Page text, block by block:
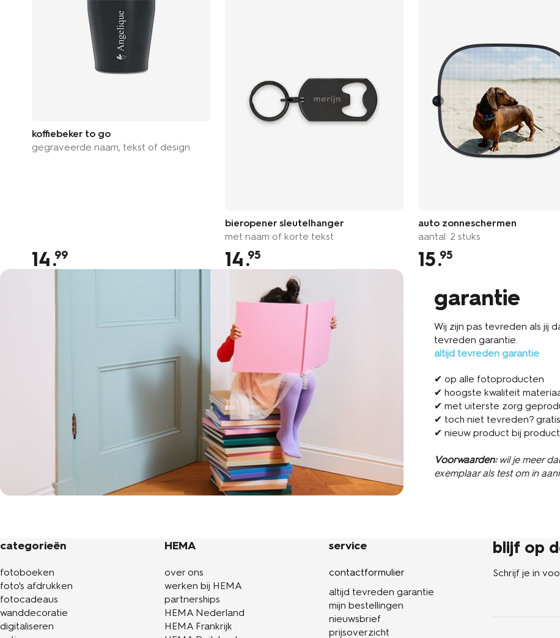
koffiebeker to go
gegraveerde naam, tekst of design
14.99
bieropener sleutelhanger
met naam of korte tekst
14.95
auto zonneschermen
aantal: 2 stuks
15.95
garantie
Wij zijn pas tevreden als jij
tevreden garantie.
altijd tevreden garantie
✔ op alle fotoproducten
✔ hoogste kwaliteit
✔ met uiterste zorg
✔ toch niet tevreden?
✔ nieuw product bij
Voorwaarden: wil je meer
exemplaar als test om in
categorieën
fotoboeken
foto's afdrukken
fotocadeaus
wanddecoratie
digitaliseren
HEMA
over ons
werken bij HEMA
partnerships
HEMA Nederland
HEMA Frankrijk
service
contactformulier
altijd tevreden garantie
mijn bestellingen
nieuwsbrief
prijsoverzicht
blijf op
Schrijf je in